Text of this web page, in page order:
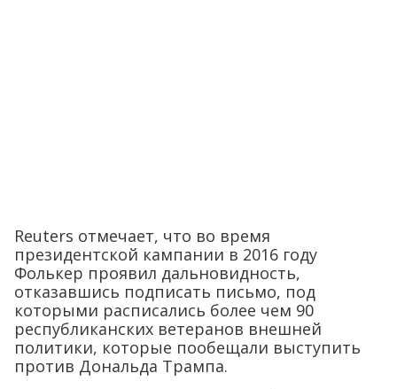
Reuters отмечает, что во время
президентской кампании в 2016 году
Фолькер проявил дальновидность,
отказавшись подписать письмо, под
которыми расписались более чем 90
республиканских ветеранов внешней
политики, которые пообещали выступить
против Дональда Трампа.